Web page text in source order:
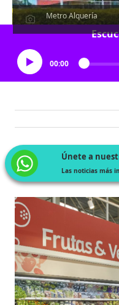
Metro Alquería
00:00
Únete a
Las noticias más